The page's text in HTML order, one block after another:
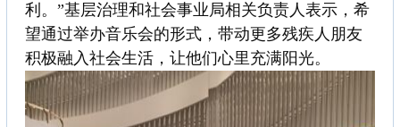
利。”基层治理和社会事业局相关负责人表示，希
望通过举办音乐会的形式，带动更多残疾人朋友
积极融入社会生活，让他们心里充满阳光。